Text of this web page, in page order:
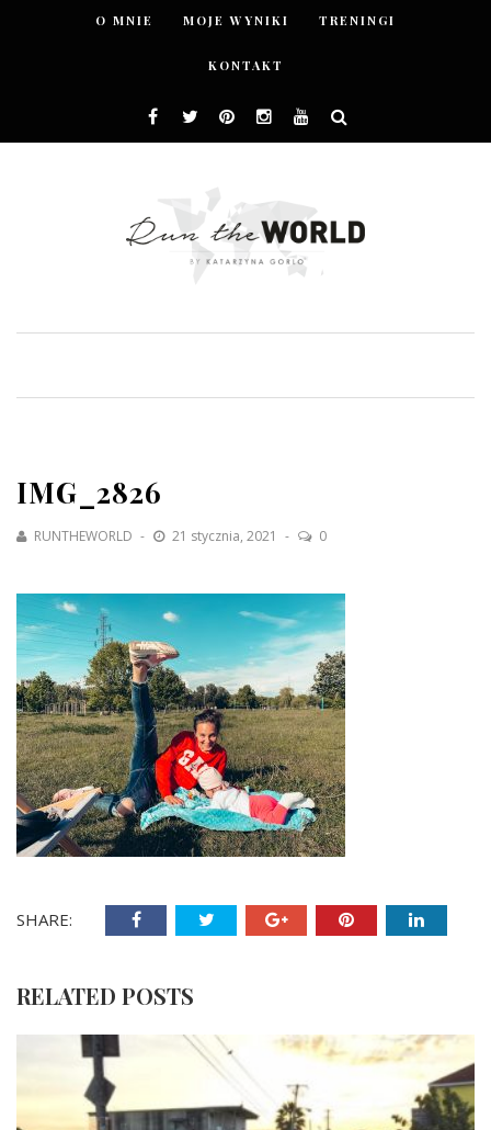
O MNIE MOJE WYNIKI TRENINGI
KONTAKT
IMG_2826
RUNTHEWORLD 21 stycznia, 2021 0
SHARE:
RELATED POSTS